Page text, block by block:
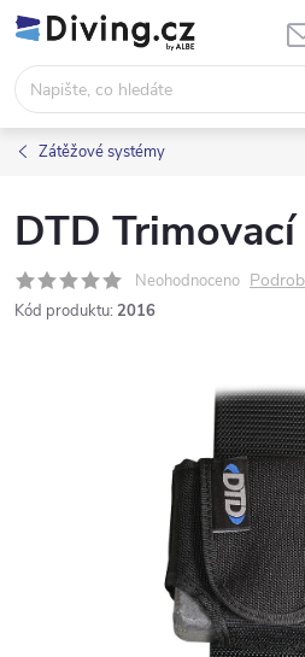
Přejít
na
obsah
Zátěžové systémy
DTD
Neohodnoceno
Kód produktu: 2016